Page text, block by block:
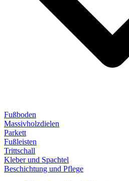
Fußboden
Massivholzdielen
Parkett
Fußleisten
Trittschall
Kleber und Spachtel
Beschichtung und Pflege